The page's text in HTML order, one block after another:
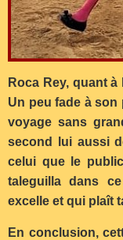
Roca Rey, quant
Un peu fade à son
voyage sans
second lui aussi
celui que le
taleguilla dans
excelle et qui plaît
En conclusion,